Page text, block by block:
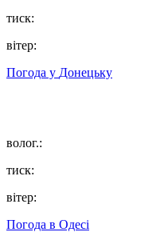
тиск:
вітер:
Погода у Донецьку
волог.:
тиск:
вітер:
Погода в Одесі